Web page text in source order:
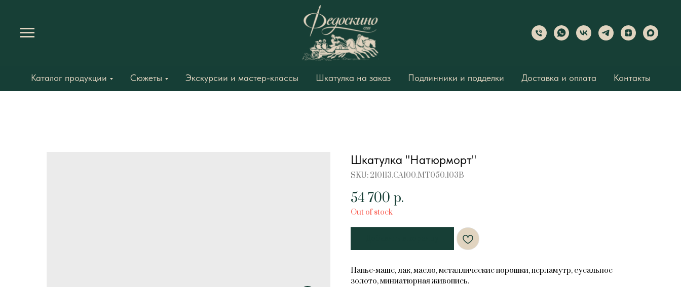
Каталог продукции Сюжеты Экскурсии и мастер-классы Шкатулка на заказ Подлинники и подделки Доставка и оплата Контакты
Шкатулка "Натюрморт"
SKU: 210113.CA100.MT050.103B
54 700 р.
Out of stock
Папье-маше, лак, масло, металлические порошки, перламутр, сусальное
золото, миниатюрная живопись.